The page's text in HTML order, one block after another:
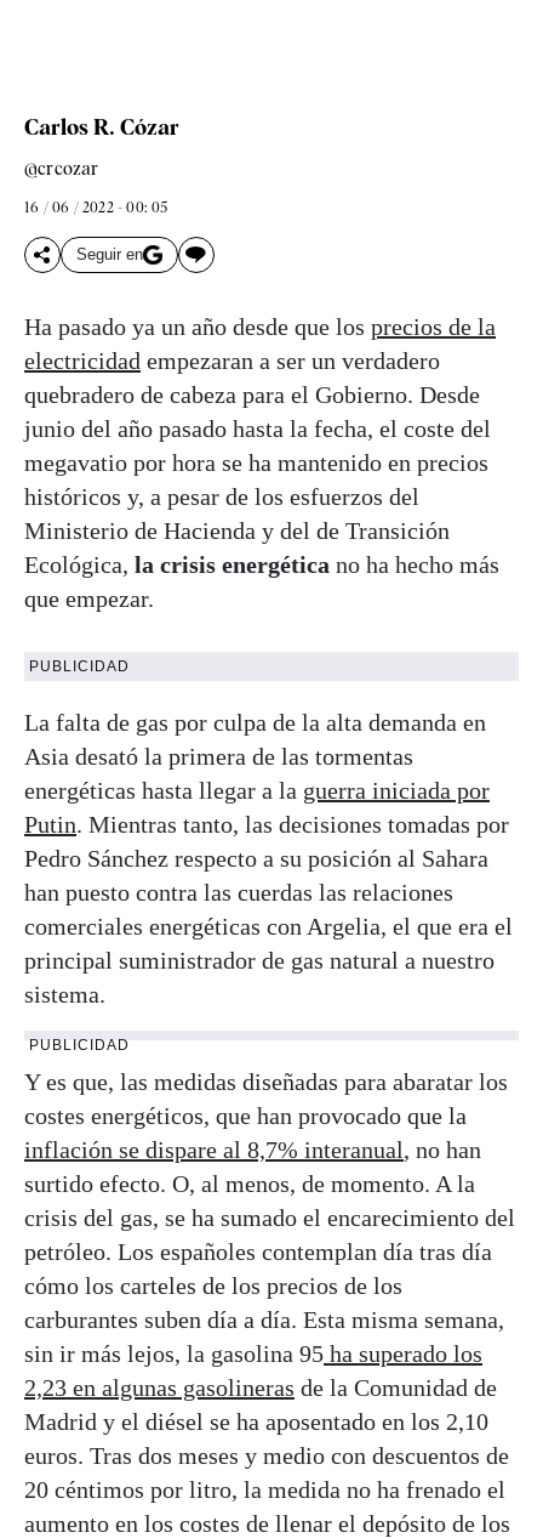
Carlos R. Cózar
@crcozar
16 / 06 / 2022 - 00: 05
Seguir en
Ha pasado ya un año desde que los precios de la
electricidad empezaran a ser un verdadero
quebradero de cabeza para el Gobierno. Desde
junio del año pasado hasta la fecha, el coste del
megavatio por hora se ha mantenido en precios
históricos y, a pesar de los esfuerzos del
Ministerio de Hacienda y del de Transición
Ecológica, la crisis energética no ha hecho más
que empezar.
PUBLICIDAD
La falta de gas por culpa de la alta demanda en
Asia desató la primera de las tormentas
energéticas hasta llegar a la guerra iniciada por
Putin. Mientras tanto, las decisiones tomadas por
Pedro Sánchez respecto a su posición al Sahara
han puesto contra las cuerdas las relaciones
comerciales energéticas con Argelia, el que era el
principal suministrador de gas natural a nuestro
sistema.
PUBLICIDAD
Y es que, las medidas diseñadas para abaratar los
costes energéticos, que han provocado que la
inflación se dispare al 8,7% interanual, no han
surtido efecto. O, al menos, de momento. A la
crisis del gas, se ha sumado el encarecimiento del
petróleo. Los españoles contemplan día tras día
cómo los carteles de los precios de los
carburantes suben día a día. Esta misma semana,
sin ir más lejos, la gasolina 95 ha superado los
2,23 en algunas gasolineras de la Comunidad de
Madrid y el diésel se ha aposentado en los 2,10
euros. Tras dos meses y medio con descuentos de
20 céntimos por litro, la medida no ha frenado el
aumento en los costes de llenar el depósito de los